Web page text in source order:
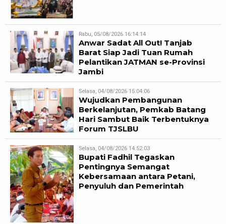
Rabu, 05/08/2026 16:14:14
Anwar Sadat All Out! Tanjab
Barat Siap Jadi Tuan Rumah
Pelantikan JATMAN se-Provinsi
Jambi
Selasa, 04/08/2026 15:04:06
Wujudkan Pembangunan
Berkelanjutan, Pemkab Batang
Hari Sambut Baik Terbentuknya
Forum TJSLBU
Selasa, 04/08/2026 14:52:03
Bupati Fadhil Tegaskan
Pentingnya Semangat
Kebersamaan antara Petani,
Penyuluh dan Pemerintah